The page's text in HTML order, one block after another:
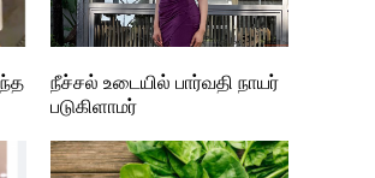
நீச்சல் உடையில் பார்வதி நாயர்
படுகிளாமர்